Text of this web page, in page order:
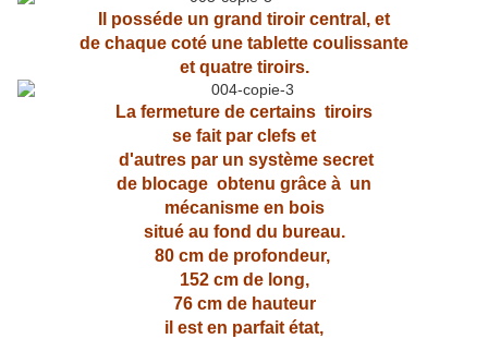
Il posséde un grand tiroir central, et
de chaque coté une tablette coulissante
et quatre tiroirs.
La fermeture de certains tiroirs
se fait par clefs et
d'autres par un système secret
de blocage obtenu grâce à un
mécanisme en bois
situé au fond du bureau.
80 cm de profondeur,
152 cm de long,
76 cm de hauteur
il est en parfait état,